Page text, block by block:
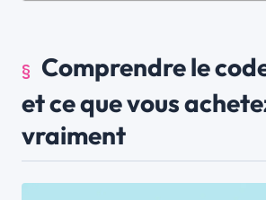
Comprendre le
et ce que vous
vraiment